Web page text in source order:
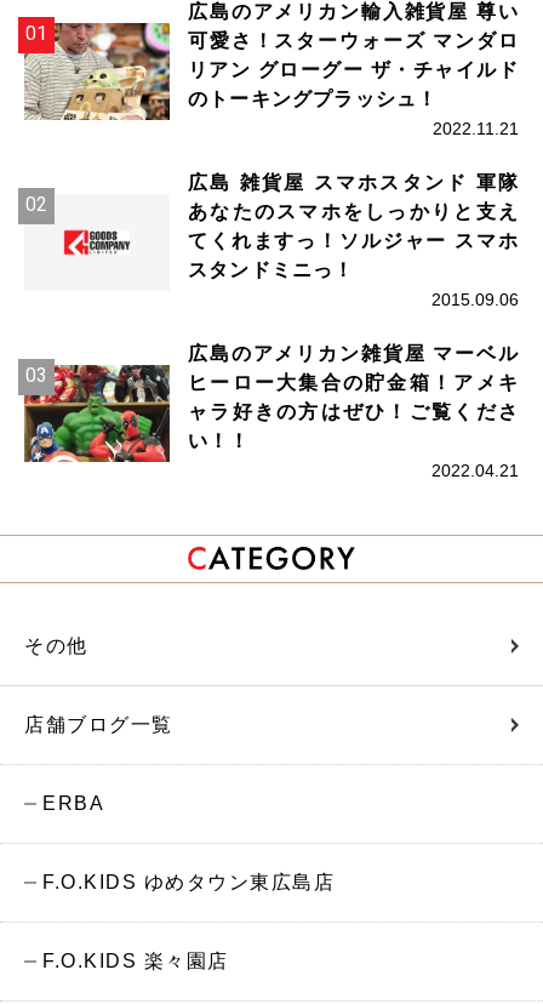
広島のアメリカン輸入雑貨屋 尊い
可愛さ！スターウォーズ マンダロ
リアン グローグー ザ・チャイルド
のトーキングプラッシュ！
2022.11.21
広島 雑貨屋 スマホスタンド 軍隊
あなたのスマホをしっかりと支え
てくれますっ！ソルジャー スマホ
スタンドミニっ！
2015.09.06
広島のアメリカン雑貨屋 マーベル
ヒーロー大集合の貯金箱！アメキ
ャラ好きの方はぜひ！ご覧くださ
い！！
2022.04.21
その他
店舗ブログ一覧
ERBA
F.O.KIDS ゆめタウン東広島店
F.O.KIDS 楽々園店